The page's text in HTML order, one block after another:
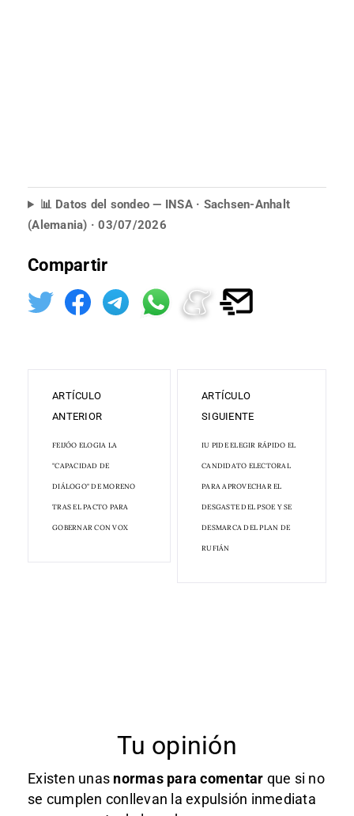
📊 Datos del sondeo — INSA · Sachsen-Anhalt
(Alemania) · 03/07/2026
Compartir
ARTÍCULO
ANTERIOR
FEIJÓO ELOGIA LA
"CAPACIDAD DE
DIÁLOGO" DE MORENO
TRAS EL PACTO PARA
GOBERNAR CON VOX
ARTÍCULO
SIGUIENTE
IU PIDE ELEGIR RÁPIDO EL
CANDIDATO ELECTORAL
PARA APROVECHAR EL
DESGASTE DEL PSOE Y SE
DESMARCA DEL PLAN DE
RUFIÁN
Tu opinión
Existen unas normas para comentar que si no
se cumplen conllevan la expulsión inmediata